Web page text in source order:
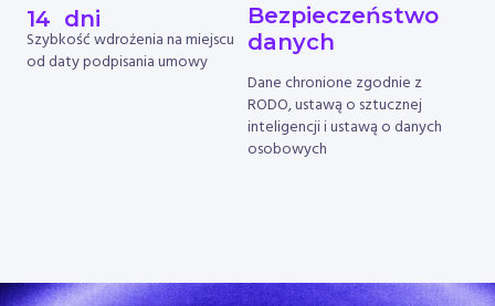
Szybkość wdrożenia na miejscu
od daty podpisania umowy
14
  dni
Bezpieczeństwo
danych
Dane chronione zgodnie z
RODO, ustawą o sztucznej
inteligencji i ustawą o danych
osobowych